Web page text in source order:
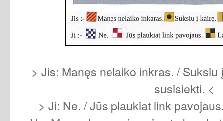
> Jis: Manęs nelaiko inkras. /
susisiekti. <
> Ji: Ne. / Jūs plaukiat link